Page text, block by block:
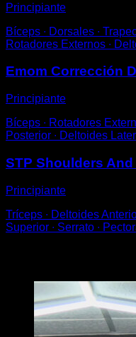
Principiante
Bíceps ∙ Dorsales ∙
Rotadores Externos ∙
Emom Corrección
Principiante
Bíceps ∙ Rotadores
Posterior ∙ Deltoides
STP Shoulders
Principiante
Tríceps ∙ Deltoides
Superior ∙ Serrato ∙